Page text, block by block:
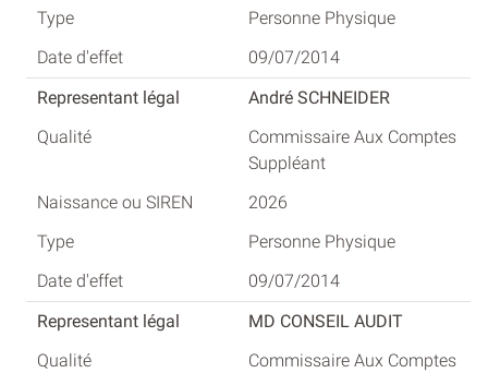
Personne Physique
09/07/2014
André SCHNEIDER
Commissaire Aux Comptes
Suppléant
2026
Personne Physique
09/07/2014
MD CONSEIL AUDIT
Commissaire Aux Comptes